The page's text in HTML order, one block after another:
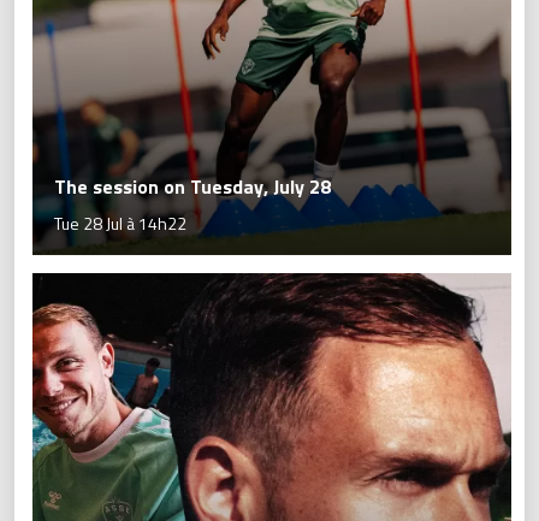
The session on Tuesday, July 28
Tue 28 Jul à 14h22